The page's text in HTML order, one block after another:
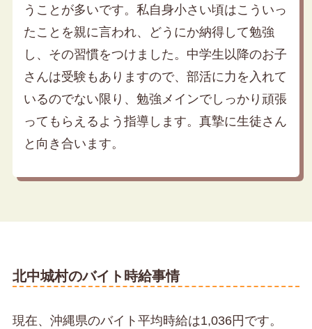
うことが多いです。私自身小さい頃はこういっ
たことを親に言われ、どうにか納得して勉強
し、その習慣をつけました。中学生以降のお子
さんは受験もありますので、部活に力を入れて
いるのでない限り、勉強メインでしっかり頑張
ってもらえるよう指導します。真摯に生徒さん
と向き合います。
北中城村のバイト時給事情
現在、沖縄県のバイト平均時給は1,036円です。